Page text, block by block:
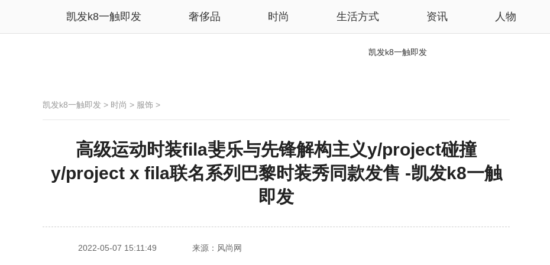
凯发k8一触即发 奢侈品 时尚 生活方式 资讯 人物
凯发k8一触即发
凯发k8一触即发 > 时尚 > 服饰 >
高级运动时装fila斐乐与先锋解构主义y/project碰撞
y/project x fila联名系列巴黎时装秀同款发售 -凯发k8一触
即发
2022-05-07 15:11:49 来源：风尚网